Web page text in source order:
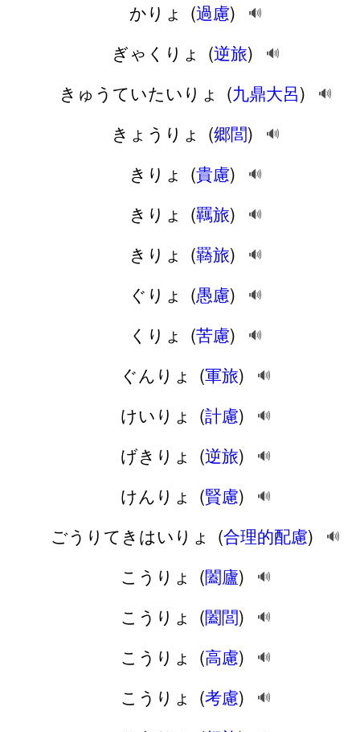
かりょ (過慮) 🔊
ぎゃくりょ (逆旅) 🔊
きゅうていたいりょ (九鼎大呂) 🔊
きょうりょ (郷閭) 🔊
きりょ (貴慮) 🔊
きりょ (羈旅) 🔊
きりょ (羇旅) 🔊
ぐりょ (愚慮) 🔊
くりょ (苦慮) 🔊
ぐんりょ (軍旅) 🔊
けいりょ (計慮) 🔊
げきりょ (逆旅) 🔊
けんりょ (賢慮) 🔊
ごうりてきはいりょ (合理的配慮) 🔊
こうりょ (闔廬) 🔊
こうりょ (闔閭) 🔊
こうりょ (高慮) 🔊
こうりょ (考慮) 🔊